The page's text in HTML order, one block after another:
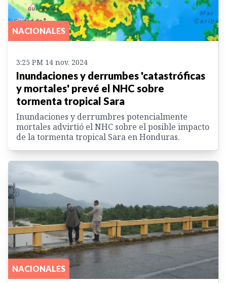
NACIONALES
3:25 PM 14 nov. 2024
Inundaciones y derrumbes 'catastróficas
y mortales' prevé el NHC sobre
tormenta tropical Sara
Inundaciones y derrumbres potencialmente
mortales advirtió el NHC sobre el posible impacto
de la tormenta tropical Sara en Honduras.
NACIONALES